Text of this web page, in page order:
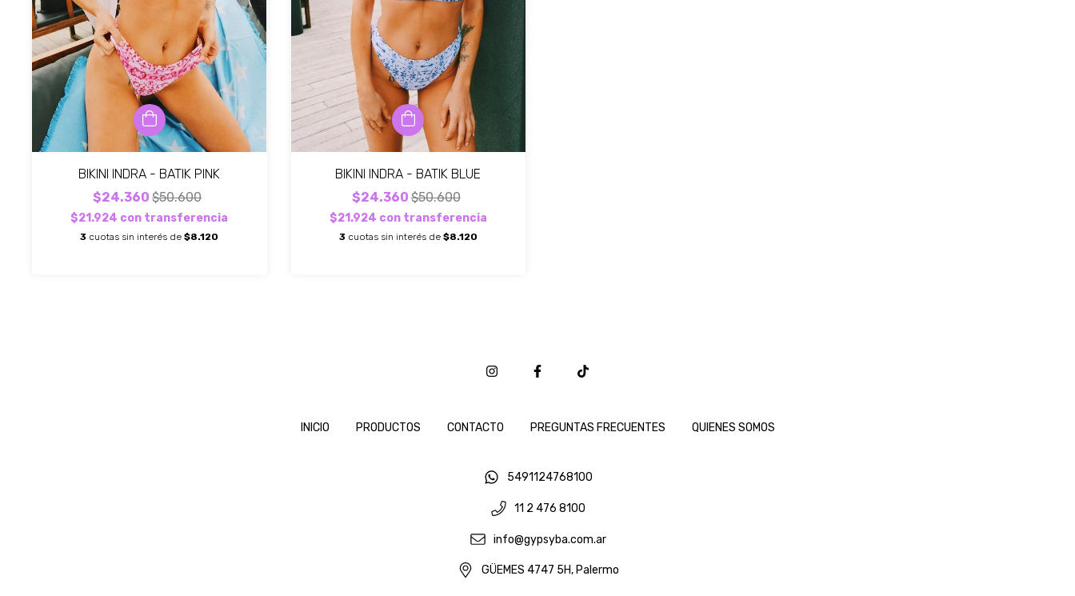
BIKINI INDRA - BATIK PINK
$24.360$50.600
$21.924 con transferencia
3 cuotas sin interés de$8.120
BIKINI INDRA - BATIK BLUE
$24.360$50.600
$21.924 con transferencia
3 cuotas sin interés de $8.120
INICIO PRODUCTOS CONTACTO PREGUNTAS FRECUENTES QUIENES SOMOS
5491124768100
11 2 476 8100
info@gypsyba.com.ar
GÜEMES 4747 5H, Palermo